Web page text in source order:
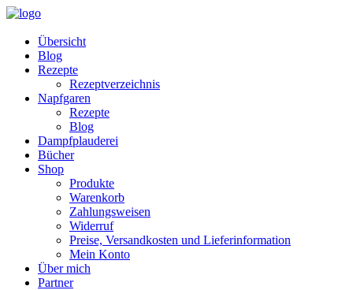
Übersicht
Blog
Rezepte
Rezeptverzeichnis
Napfgaren
Rezepte
Blog
Dampfplauderei
Bücher
Shop
Produkte
Warenkorb
Zahlungsweisen
Widerruf
Preise, Versandkosten und Lieferinformation
Mein Konto
Über mich
Partner